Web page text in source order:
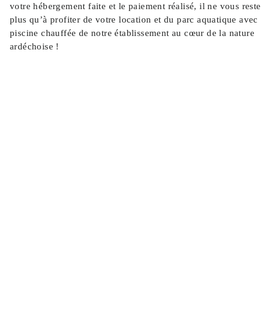
votre hébergement faite et le paiement réalisé, il ne vous reste
plus qu’à profiter de votre location et du parc aquatique avec
piscine chauffée de notre établissement au cœur de la nature
ardéchoise !